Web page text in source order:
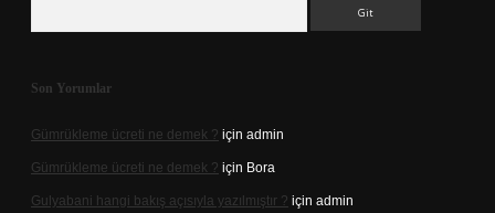
Son Yorumlar
Gümrükleme ücreti ne demek ? için admin
Gümrükleme ücreti ne demek ? için Bora
Gulyabani hangi bakış açısıyla yazılmıştır ? için admin